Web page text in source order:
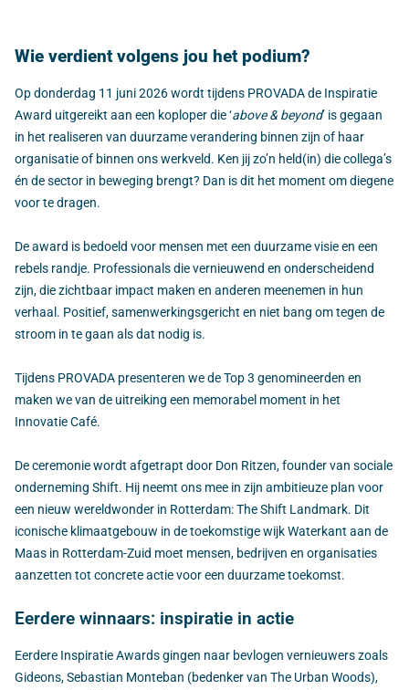
Wie verdient volgens jou het podium?
Op donderdag 11 juni 2026 wordt tijdens PROVADA de Inspiratie
Award uitgereikt aan een koploper die ‘above & beyond’ is gegaan
in het realiseren van duurzame verandering binnen zijn of haar
organisatie of binnen ons werkveld. Ken jij zo’n held(in) die collega’s
én de sector in beweging brengt? Dan is dit het moment om diegene
voor te dragen.
De award is bedoeld voor mensen met een duurzame visie en een
rebels randje. Professionals die vernieuwend en onderscheidend
zijn, die zichtbaar impact maken en anderen meenemen in hun
verhaal. Positief, samenwerkingsgericht en niet bang om tegen de
stroom in te gaan als dat nodig is.
Tijdens PROVADA presenteren we de Top 3 genomineerden en
maken we van de uitreiking een memorabel moment in het
Innovatie Café.
De ceremonie wordt afgetrapt door Don Ritzen, founder van sociale
onderneming Shift. Hij neemt ons mee in zijn ambitieuze plan voor
een nieuw wereldwonder in Rotterdam: The Shift Landmark. Dit
iconische klimaatgebouw in de toekomstige wijk Waterkant aan de
Maas in Rotterdam-Zuid moet mensen, bedrijven en organisaties
aanzetten tot concrete actie voor een duurzame toekomst.
Eerdere winnaars: inspiratie in actie
Eerdere Inspiratie Awards gingen naar bevlogen vernieuwers zoals
Gideons, Sebastian Monteban (bedenker van The Urban Woods),